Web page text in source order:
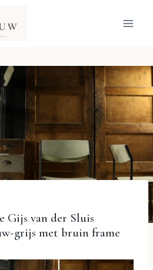
Gijs van der Sluis
grijs met bruin frame